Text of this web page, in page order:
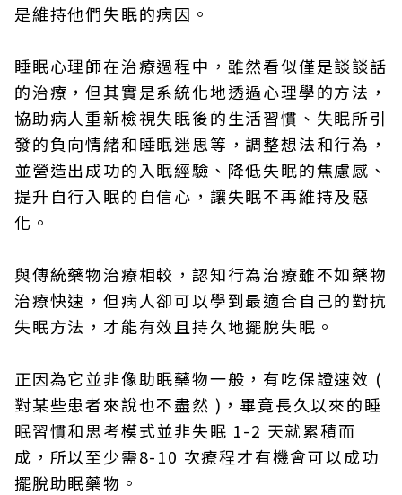
是維持他們失眠的病因。
睡眠心理師在治療過程中，雖然看似僅是談談話
的治療，但其實是系統化地透過心理學的方法，
協助病人重新檢視失眠後的生活習慣、失眠所引
發的負向情緒和睡眠迷思等，調整想法和行為，
並營造出成功的入眠經驗、降低失眠的焦慮感、
提升自行入眠的自信心，讓失眠不再維持及惡
化。
與傳統藥物治療相較，認知行為治療雖不如藥物
治療快速，但病人卻可以學到最適合自己的對抗
失眠方法，才能有效且持久地擺脫失眠。
正因為它並非像助眠藥物一般，有吃保證速效 (
對某些患者來說也不盡然 )，畢竟長久以來的睡
眠習慣和思考模式並非失眠 1-2 天就累積而
成，所以至少需8-10 次療程才有機會可以成功
擺脫助眠藥物。